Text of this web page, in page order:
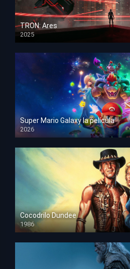
TRON: Ares
2025
HD 1080p
Super Mario Galaxy la película
2026
HD 1080p
Cocodrilo Dundee
1986
HD 1080p